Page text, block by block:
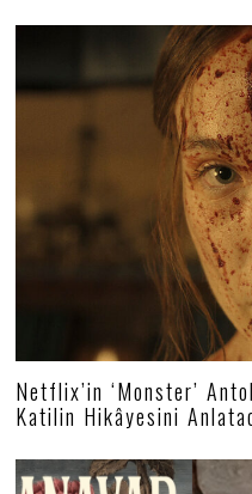
Netflix’in ‘Monster’
Katilin Hikâyesini